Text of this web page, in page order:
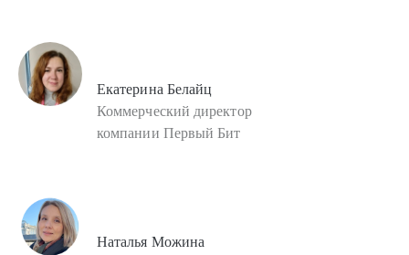
Екатерина Белайц
Коммерческий директор
компании Первый Бит
Наталья Можина